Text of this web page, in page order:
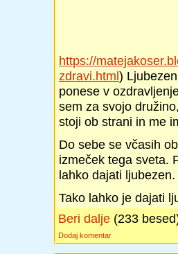
https://
zdravi.html)
ponese v
sem za svojo
stoji ob strani in me
Do sebe se včasih
izmeček tega sveta.
lahko dajati ljubezen.
Tako lahko je dajati
Beri dalje (233
Dodaj komentar